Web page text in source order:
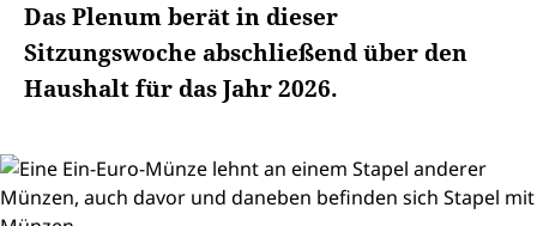
Das Plenum berät in dieser
Sitzungswoche abschließend über den
Haushalt für das Jahr 2026.